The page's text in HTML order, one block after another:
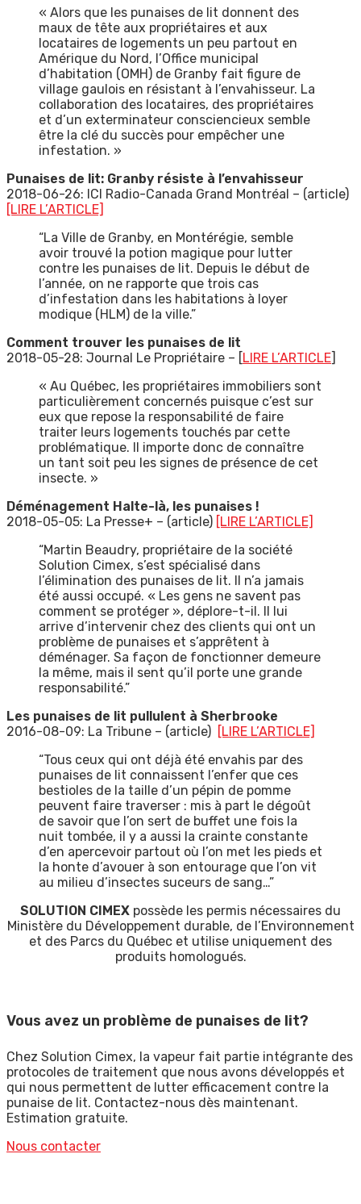
« Alors que les punaises de lit donnent des
maux de tête aux propriétaires et aux
locataires de logements un peu partout en
Amérique du Nord, l’Office municipal
d’habitation (OMH) de Granby fait figure de
village gaulois en résistant à l’envahisseur. La
collaboration des locataires, des propriétaires
et d’un exterminateur consciencieux semble
être la clé du succès pour empêcher une
infestation. »
Punaises de lit: Granby résiste à l’envahisseur
2018-06-26: ICI Radio-Canada Grand Montréal – (article)
[LIRE L’ARTICLE]
“La Ville de Granby, en Montérégie, semble
avoir trouvé la potion magique pour lutter
contre les punaises de lit. Depuis le début de
l’année, on ne rapporte que trois cas
d’infestation dans les habitations à loyer
modique (HLM) de la ville.”
Comment trouver les punaises de lit
2018-05-28: Journal Le Propriétaire – [LIRE L’ARTICLE]
« Au Québec, les propriétaires immobiliers sont
particulièrement concernés puisque c’est sur
eux que repose la responsabilité de faire
traiter leurs logements touchés par cette
problématique. Il importe donc de connaître
un tant soit peu les signes de présence de cet
insecte. »
Déménagement Halte-là, les punaises !
2018-05-05: La Presse+ – (article) [LIRE L’ARTICLE]
“Martin Beaudry, propriétaire de la société
Solution Cimex, s’est spécialisé dans
l’élimination des punaises de lit. Il n’a jamais
été aussi occupé. « Les gens ne savent pas
comment se protéger », déplore-t-il. Il lui
arrive d’intervenir chez des clients qui ont un
problème de punaises et s’apprêtent à
déménager. Sa façon de fonctionner demeure
la même, mais il sent qu’il porte une grande
responsabilité.”
Les punaises de lit pullulent à Sherbrooke
2016-08-09: La Tribune – (article) [LIRE L’ARTICLE]
“Tous ceux qui ont déjà été envahis par des
punaises de lit connaissent l’enfer que ces
bestioles de la taille d’un pépin de pomme
peuvent faire traverser : mis à part le dégoût
de savoir que l’on sert de buffet une fois la
nuit tombée, il y a aussi la crainte constante
d’en apercevoir partout où l’on met les pieds et
la honte d’avouer à son entourage que l’on vit
au milieu d’insectes suceurs de sang…”
SOLUTION CIMEX possède les permis nécessaires du
Ministère du Développement durable, de l’Environnement
et des Parcs du Québec et utilise uniquement des
produits homologués.
Vous avez un problème de punaises de lit?
Chez Solution Cimex, la vapeur fait partie intégrante des
protocoles de traitement que nous avons développés et
qui nous permettent de lutter efficacement contre la
punaise de lit. Contactez-nous dès maintenant.
Estimation gratuite.
Nous contacter